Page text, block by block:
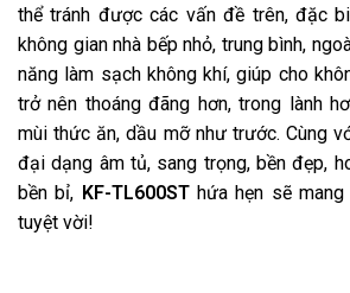
thể tránh được các vấn đề trên, đặc
không gian nhà bếp nhỏ, trung bình,
năng làm sạch không khí, giúp cho
trở nên thoáng đãng hơn, trong lành
mùi thức ăn, dầu mỡ như trước. Cùng
đại dạng âm tủ, sang trọng, bền đẹp,
bền bỉ, KF-TL600SThứa hẹn sẽ
tuyệt vời!